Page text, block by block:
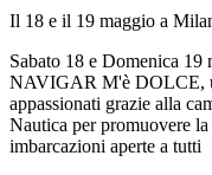
Il 18 e il 19 maggio a
Sabato 18 e Domenica
NAVIGAR M'è DOLCE,
appassionati grazie alla
Nautica per promuovere
imbarcazioni aperte a tutti